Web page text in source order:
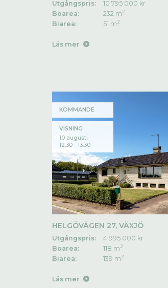
Utgångspris:
10 795 000 kr
Boarea:
232 m2
Biarea: 51 m2
Läs mer
KOMMANDE
VISNING
10 augusti
12.30 - 13.30
HELGÖVÄGEN 27, VÄXJÖ
Utgångspris:
4 995 000 kr
Boarea:
118 m2
Biarea: 139 m2
Läs mer